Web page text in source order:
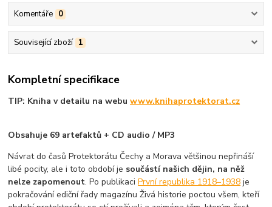
Komentáře 0
Související zboží 1
Kompletní specifikace
TIP: Kniha v detailu na webuwww.knihaprotektorat.cz
Obsahuje 69 artefaktů + CD audio / MP3
Návrat do časů Protektorátu Čechy a Morava většinou nepřináší
libé pocity, ale i toto období je součástí našich dějin, na něž
nelze zapomenout. Po publikaciPrvní republika 1918–1938 je
pokračování ediční řady magazínu Živá historie poctou všem, kteří